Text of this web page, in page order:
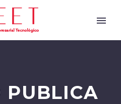
PUBLICA